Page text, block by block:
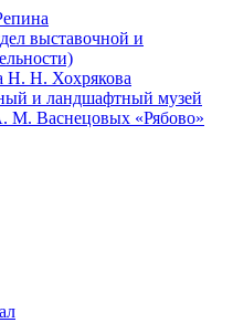
выставочной и
Н. Н. Хохрякова
и ландшафтный музей
М. Васнецовых «Рябово»